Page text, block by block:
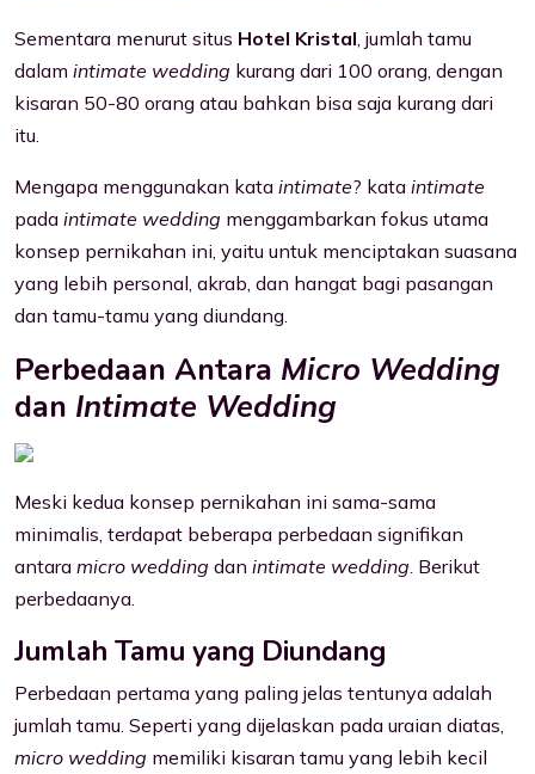
Sementara menurut situs Hotel Kristal , jumlah tamu
dalam intimate wedding kurang dari 100 orang, dengan
kisaran 50-80 orang atau bahkan bisa saja kurang dari
itu.
Mengapa menggunakan kata intimate? kata intimate
pada intimate wedding menggambarkan fokus utama
konsep pernikahan ini, yaitu untuk menciptakan suasana
yang lebih personal, akrab, dan hangat bagi pasangan
dan tamu-tamu yang diundang.
Perbedaan Antara Micro Wedding
dan Intimate Wedding
Meski kedua konsep pernikahan ini sama-sama
minimalis, terdapat beberapa perbedaan signifikan
antara micro wedding dan intimate wedding . Berikut
perbedaanya.
Jumlah Tamu yang Diundang
Perbedaan pertama yang paling jelas tentunya adalah
jumlah tamu. Seperti yang dijelaskan pada uraian diatas,
micro wedding memiliki kisaran tamu yang lebih kecil